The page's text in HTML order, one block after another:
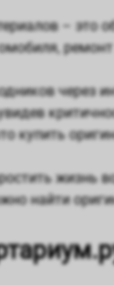
– это
через
купить
жизнь
найти